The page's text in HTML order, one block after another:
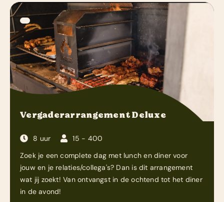
Vergaderarrangement Deluxe
8 uur
15 - 400
Zoek je een complete dag met lunch en diner voor
jouw en je relaties/collega's? Dan is dit arrangement
wat jij zoekt! Van ontvangst in de ochtend tot het diner
in de avond!